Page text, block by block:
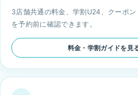
3店舗共通の料金、学割U24、クーポ
を予約前に確認できます。
料金・学割ガイドを見